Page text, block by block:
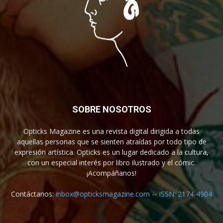
SOBRE NOSOTROS
Opticks Magazine es una revista digital dirigida a todas
aquellas personas que se sienten atraídas por todo tipo de
expresión artística. Opticks es un lugar dedicado a la cultura,
con un especial interés por libro ilustrado y el cómic.
¡Acompáñanos!
Contáctanos:inbox@opticksmagazine.com -- ISSN: 2174-4904